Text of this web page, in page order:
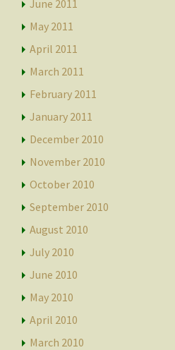
June 2011
May 2011
April 2011
March 2011
February 2011
January 2011
December 2010
November 2010
October 2010
September 2010
August 2010
July 2010
June 2010
May 2010
April 2010
March 2010